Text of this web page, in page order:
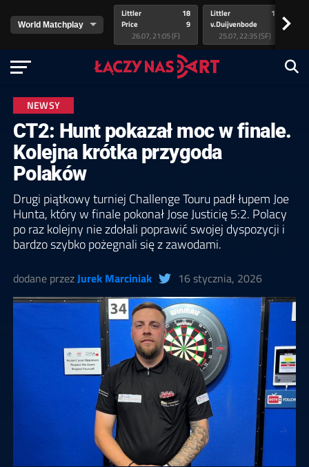
Littler
Price
18
9
26.07, 21:05 (F)
Littler
v.Duijvenbode
17
25.07, 22:35 (SF)
>
NEWSY
CT2: Hunt pokazał moc w finale.
Kolejna krótka przygoda
Polaków
Drugi piątkowy turniej Challenge Touru padł łupem Joe
Hunta, który w finale pokonał Jose Justicię 5:2. Polacy
po raz kolejny nie zdołali poprawić swojej dyspozycji i
bardzo szybko pożegnali się z zawodami.
dodane przezJurek Marciniak 16 stycznia, 2026